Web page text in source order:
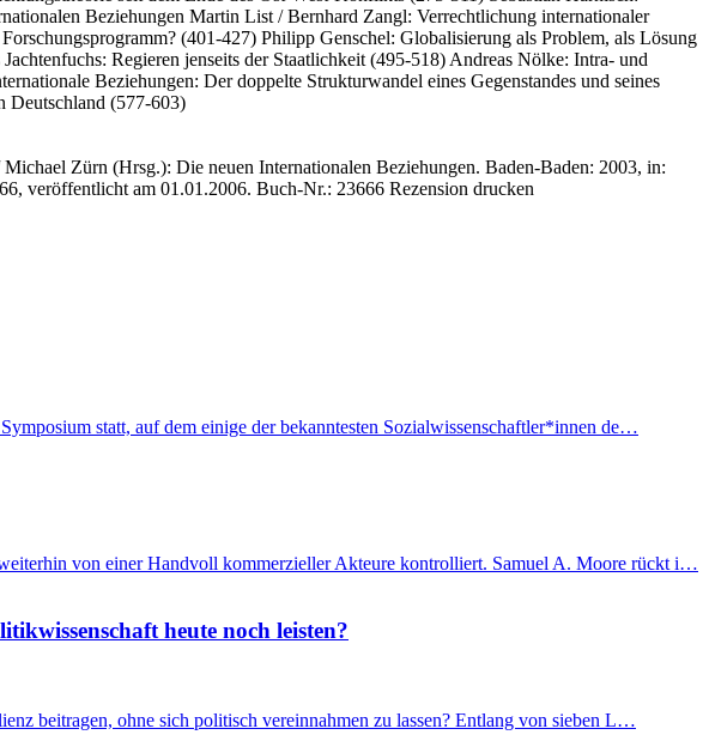
Beziehungen Martin List / Bernhard Zangl: Verrechtlichung internationaler
(401-427) Philipp Genschel: Globalisierung als Problem, als Lösung
Regieren jenseits der Staatlichkeit (495-518) Andreas Nölke: Intra- und
Beziehungen: Der doppelte Strukturwandel eines Gegenstandes und seines
Deutschland (577-603)
Michael Zürn (Hrsg.): Die neuen Internationalen Beziehungen. Baden-Baden: 2003, in:
veröffentlicht am 01.01.2006. Buch-Nr.: 23666 Rezension drucken
statt, auf dem einige der bekanntesten Sozialwissenschaftler*innen de…
von einer Handvoll kommerzieller Akteure kontrolliert. Samuel A. Moore rückt i…
heute noch leisten?
beitragen, ohne sich politisch vereinnahmen zu lassen? Entlang von sieben L…